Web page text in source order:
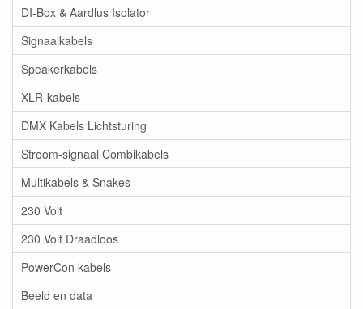
DI-Box & Aardlus Isolator
Signaalkabels
Speakerkabels
XLR-kabels
DMX Kabels Lichtsturing
Stroom-signaal Combikabels
Multikabels & Snakes
230 Volt
230 Volt Draadloos
PowerCon kabels
Beeld en data